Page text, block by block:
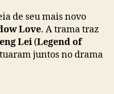
i
a
t
a
de seu mais novo
Love. A trama traz
Lei (Legend of
juntos no drama